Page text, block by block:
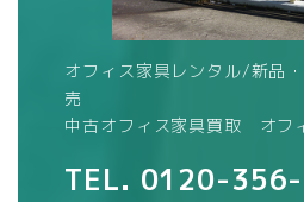
オフィス家具レンタル/新品
売
中古オフィス家具買取 オフ
TEL. 0120-